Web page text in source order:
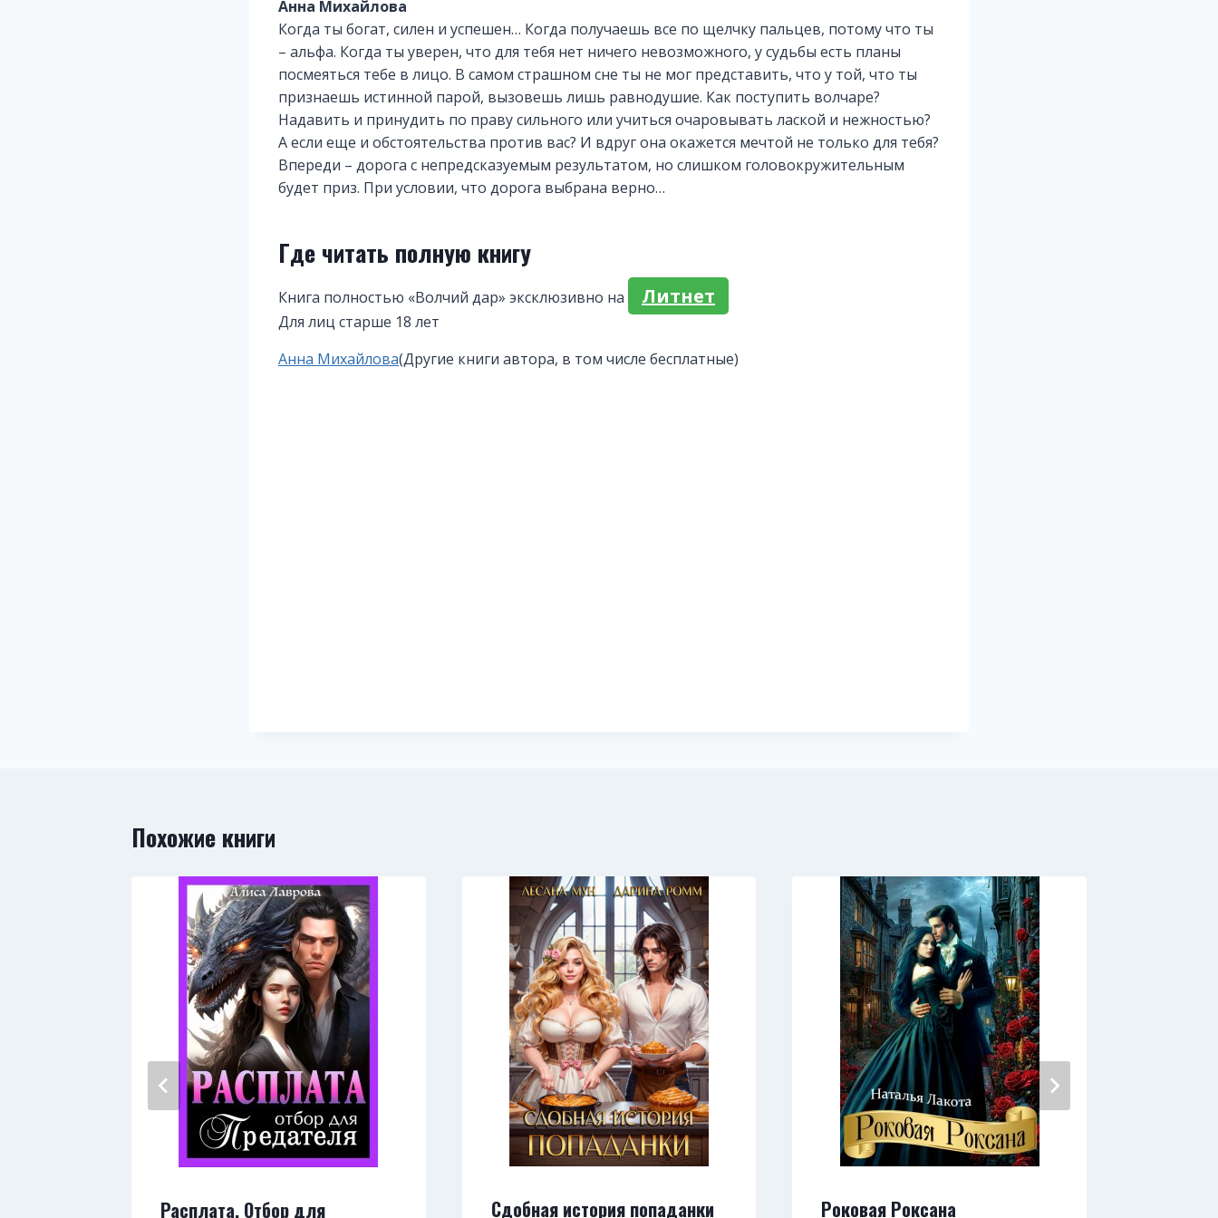
Анна Михайлова
Когда ты богат, силен и успешен… Когда получаешь все по щелчку пальцев, потому что ты
– альфа. Когда ты уверен, что для тебя нет ничего невозможного, у судьбы есть планы
посмеяться тебе в лицо. В самом страшном сне ты не мог представить, что у той, что ты
признаешь истинной парой, вызовешь лишь равнодушие. Как поступить волчаре?
Надавить и принудить по праву сильного или учиться очаровывать лаской и нежностью?
А если еще и обстоятельства против вас? И вдруг она окажется мечтой не только для тебя?
Впереди – дорога с непредсказуемым результатом, но слишком головокружительным
будет приз. При условии, что дорога выбрана верно…
Где читать полную книгу
Книга полностью «Волчий дар» эксклюзивно на Литнет
Для лиц старше 18 лет
Метки
Анна Михайлова(Другие книги автора, в том числе бесплатные)
Похожие книги
Расплата. Отбор для Сдобная история попаданки Роковая Роксана